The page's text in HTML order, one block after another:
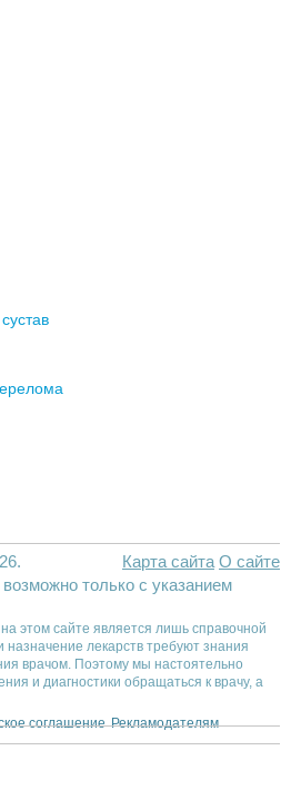
Карта сайта О сайте
только с указанием
сайте является лишь справочной
назначение лекарств требуют знания
врачом. Поэтому мы настоятельно
и диагностики обращаться к врачу, а
соглашение Рекламодателям